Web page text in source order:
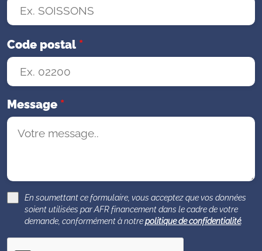
3
Code postal *
Message *
En soumettant ce formulaire, vous acceptez que vos données
soient utilisées par AFR financement dans le cadre de votre
demande, conformément à notrepolitique de confidentialité.